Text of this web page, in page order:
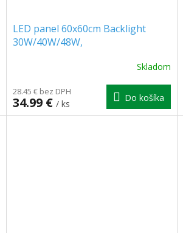
LED panel 60x60cm Backlight
30W/40W/48W,
Skladom
28.45 € bez DPH
34.99 € / ks
Do košíka